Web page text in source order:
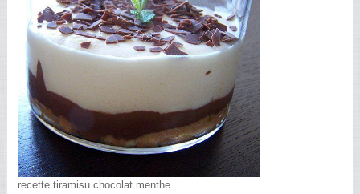
recette tiramisu chocolat menthe